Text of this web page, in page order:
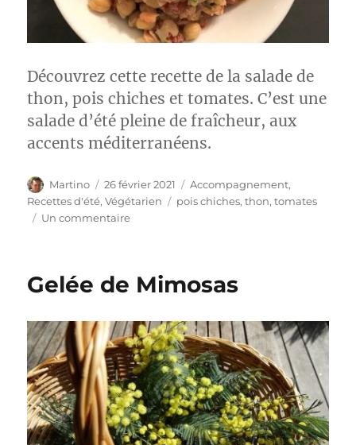
Découvrez cette recette de la salade de
thon, pois chiches et tomates. C’est une
salade d’été pleine de fraîcheur, aux
accents méditerranéens.
Auteur
Martino
Publié
le
26 février 2021 Catégories
Accompagnement,
Recettes d'été,Végétarien Étiquettes
pois chiches,thon,tomates
Un commentairesur
pois
tomates
Gelée de Mimosas